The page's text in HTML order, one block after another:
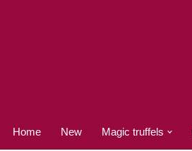
Home New Magic truffels